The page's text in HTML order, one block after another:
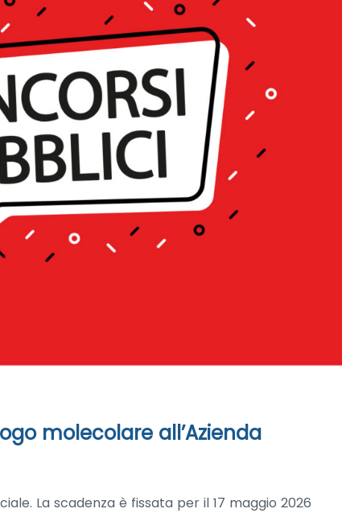
molecolare all’Azienda
La scadenza è fissata per il 17 maggio 2026